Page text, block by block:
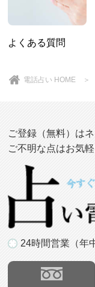
よくある質問
電話占い HOME ＞
ご登録（無料）は
ご不明な点はお気
24時間営業（年